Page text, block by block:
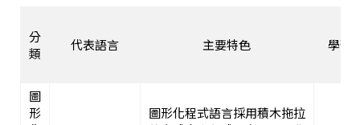
分
類
代表語言 主要特色 學習
圖
形
圖形化程式語言採用積木拖拉